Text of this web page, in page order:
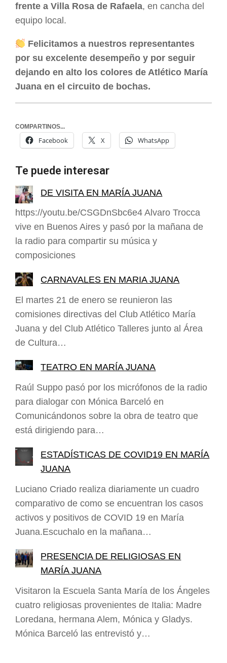
frente a Villa Rosa de Rafaela, en cancha del
equipo local.
Felicitamos a nuestros representantes
por su excelente desempeño y por seguir
dejando en alto los colores de Atlético María
Juana en el circuito de bochas.
COMPARTINOS...
Facebook X WhatsApp
Te puede interesar
DE VISITA EN MARÍA JUANA
https://youtu.be/CSGDnSbc6e4 Alvaro Trocca
vive en Buenos Aires y pasó por la mañana de
la radio para compartir su música y
composiciones
CARNAVALES EN MARIA JUANA
El martes 21 de enero se reunieron las
comisiones directivas del Club Atlético María
Juana y del Club Atlético Talleres junto al Área
de Cultura…
TEATRO EN MARÍA JUANA
Raúl Suppo pasó por los micrófonos de la radio
para dialogar con Mónica Barceló en
Comunicándonos sobre la obra de teatro que
está dirigiendo para…
ESTADÍSTICAS DE COVID19 EN MARÍA
JUANA
Luciano Criado realiza diariamente un cuadro
comparativo de como se encuentran los casos
activos y positivos de COVID 19 en María
Juana.Escuchalo en la mañana…
PRESENCIA DE RELIGIOSAS EN
MARÍA JUANA
Visitaron la Escuela Santa María de los Ángeles
cuatro religiosas provenientes de Italia: Madre
Loredana, hermana Alem, Mónica y Gladys.
Mónica Barceló las entrevistó y…